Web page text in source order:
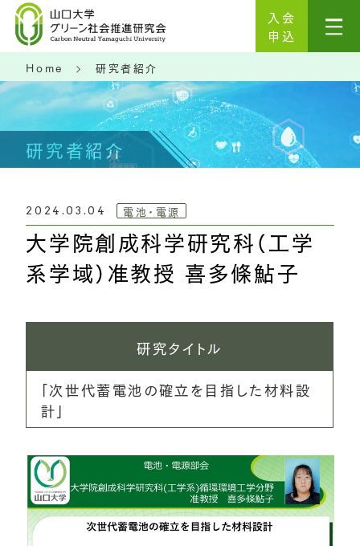
入会
申込
Home 研究者紹介
研究者紹介
2024.03.04 電池・電源
大学院創成科学研究科（工学
系学域）准教授 喜多條鮎子
研究タイトル
「次世代蓄電池の確立を目指した材料設
計」